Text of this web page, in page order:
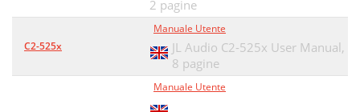
2 pagine
C2-525x
Manuale Utente
JL Audio C2-525x User Manual,
8 pagine
Manuale Utente